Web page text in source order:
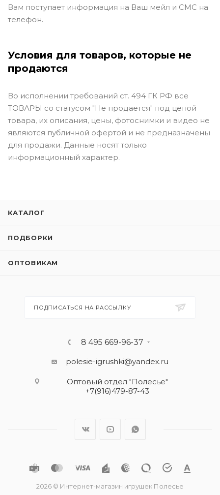
Вам поступает информация на Ваш мейл и СМС на
телефон.
Условия для товаров, которые не
продаются
Во исполнении требований ст. 494 ГК РФ все
ТОВАРЫ со статусом "Не продается" под ценой
товара, их описания, цены, фотоснимки и видео не
являются публичной офертой и не предназначены
для продажи. Данные носят только
информационный характер.
КАТАЛОГ
ПОДБОРКИ
ОПТОВИКАМ
ПОДПИСАТЬСЯ НА РАССЫЛКУ
8 495 669-96-37
polesie-igrushki@yandex.ru
Оптовый отдел "Полесье"
+7(916)479-87-43
2026 © Интернет-магазин игрушек Полесье